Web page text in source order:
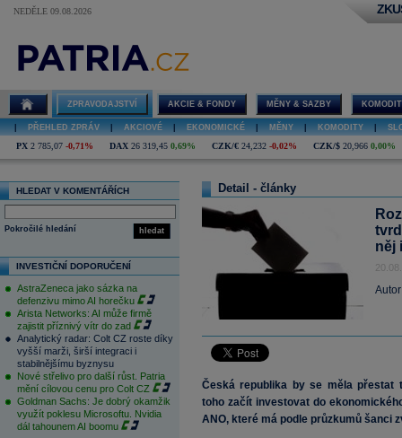
NEDĚLE 09.08.2026
ZPRAVODAJSTVÍ AKCIE & FONDY MĚNY & SAZBY
PŘEHLED ZPRÁV AKCIOVÉ EKONOMICKÉ MĚNY KOMODITY
PX 2 785,07 -0,71% DAX 26 319,45 0,69% CZK/€ 24,232 -0,02% CZK/$ 20,966 0,00%
HLEDAT V KOMENTÁŘÍCH
hledat
Pokročilé hledání
INVESTIČNÍ DOPORUČENÍ
AstraZeneca jako sázka na
defenzivu mimo AI horečku
Arista Networks: AI může firmě
zajistit příznivý vítr do zad
Analytický radar: Colt CZ roste díky
vyšší marži, širší integraci i
stabilnějšímu byznysu
Nové střelivo pro další růst. Patria
mění cílovou cenu pro Colt CZ
Goldman Sachs: Je dobrý okamžik
využít poklesu Microsoftu. Nvidia
dál tahounem AI boomu
Detail - články
něj
Česká republika by se měla přestat
toho začít investovat do
ANO, které má podle průzkumů šanci